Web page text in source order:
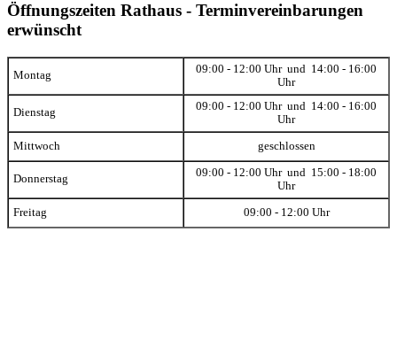
Öffnungszeiten Rathaus - Terminvereinbarungen
erwünscht
Montag
09:00 - 12:00 Uhr und 14:00 - 16:00
Uhr
Dienstag
09:00 - 12:00 Uhr und 14:00 - 16:00
Uhr
Mittwoch geschlossen
Donnerstag
09:00 - 12:00 Uhr und 15:00 - 18:00
Uhr
Freitag 09:00 - 12:00 Uhr